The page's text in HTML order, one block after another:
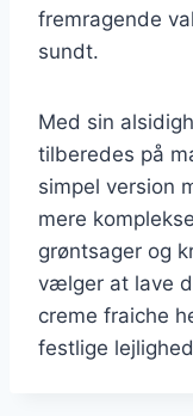
fremragende
sundt.
Med sin
tilberedes på
simpel version
mere
grøntsager og
vælger at lave
creme fraiche
festlige